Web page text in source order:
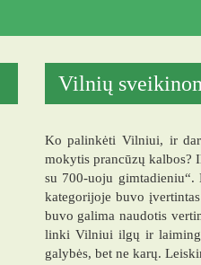
Vilnių
Ko palinkėti Vilniui, ir dar
mokytis prancūzų kalbos?
su 700-uoju gimtadieniu“.
kategorijoje buvo
buvo galima naudotis
linki Vilniui ilgų ir
galybės, bet ne karų.